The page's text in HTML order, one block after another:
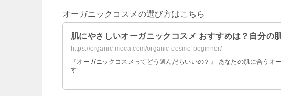
オーガニックコスメの選び方はこちら
肌にやさしいオーガニックコスメ おすすめは？自分の
https://organic-moca.com/organic-cosme-beginner/
『オーガニックコスメってどう選んだらいいの？』 あなたの肌に合うオ
す